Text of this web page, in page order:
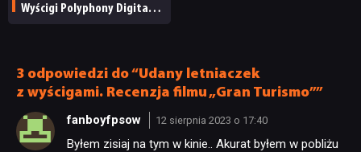
Wyścigi Polyphony Digital
3 odpowiedzi do “Udany letniaczek
z wyścigami. Recenzja filmu „Gran Turismo””
fanboyfpsow 12 sierpnia 2023 o 17:40
Byłem zisiaj na tym w kinie.. Akurat byłem w pobliżu